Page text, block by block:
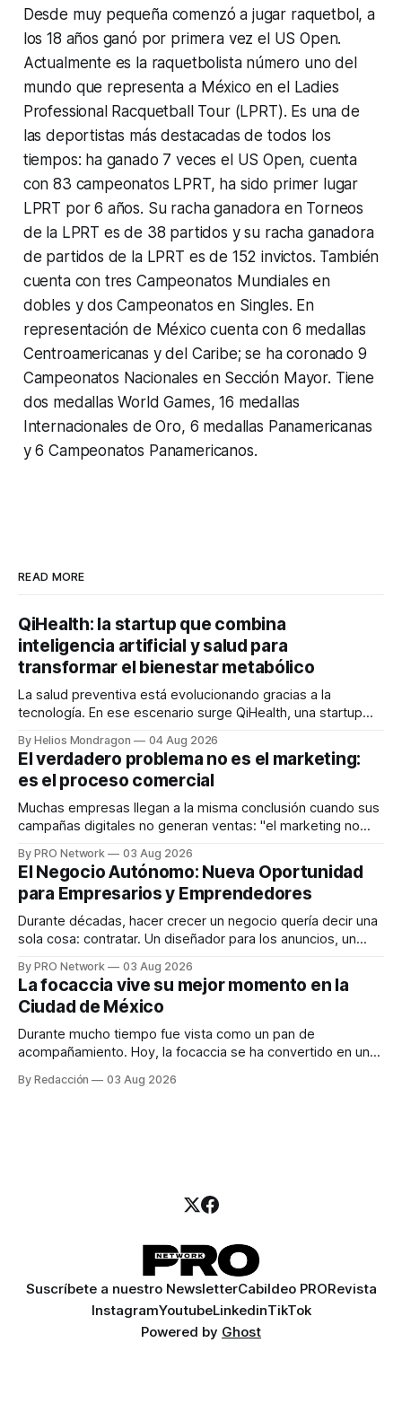
Desde muy pequeña comenzó a jugar raquetbol, a
los 18 años ganó por primera vez el US Open.
Actualmente es la raquetbolista número uno del
mundo que representa a México en el Ladies
Professional Racquetball Tour (LPRT). Es una de
las deportistas más destacadas de todos los
tiempos: ha ganado 7 veces el US Open, cuenta
con 83 campeonatos LPRT, ha sido primer lugar
LPRT por 6 años. Su racha ganadora en Torneos
de la LPRT es de 38 partidos y su racha ganadora
de partidos de la LPRT es de 152 invictos. También
cuenta con tres Campeonatos Mundiales en
dobles y dos Campeonatos en Singles. En
representación de México cuenta con 6 medallas
Centroamericanas y del Caribe; se ha coronado 9
Campeonatos Nacionales en Sección Mayor. Tiene
dos medallas World Games, 16 medallas
Internacionales de Oro, 6 medallas Panamericanas
y 6 Campeonatos Panamericanos.
READ MORE
QiHealth: la startup que combina
inteligencia artificial y salud para
transformar el bienestar metabólico
La salud preventiva está evolucionando gracias a la
tecnología. En ese escenario surge QiHealth, una startup
dispositivos inteligentes, inteligencia artificial y monitoreo
en tiempo real para ayudar a las personas a tomar mejores
decisiones sobre su salud metabólica. Su propuesta busca
responder
By Helios Mondragon 04 Aug 2026
El verdadero problema no es el marketing:
es el proceso comercial
Muchas empresas llegan a la misma conclusión cuando sus
campañas digitales no generan ventas: "el marketing no
INTERIUS, el problema suele estar en otro lugar. Durante
una entrevista para el podcast SER PRO, el especialista en
marketing digital explicó que
By PRO Network 03 Aug 2026
El Negocio Autónomo: Nueva Oportunidad
para Empresarios y Emprendedores
Durante décadas, hacer crecer un negocio quería decir una
sola cosa: contratar. Un diseñador para los anuncios, un
para los textos, alguien que supiera de publicidad digital
para encontrar prospectos, un vendedor para atender
llamadas y mensajes, y —con suerte— una persona
By PRO Network 03 Aug 2026
La focaccia vive su mejor momento en la
Ciudad de México
Durante mucho tiempo fue vista como un pan de
acompañamiento. Hoy, la focaccia se ha convertido en uno
artesanal, ingredientes de calidad y experiencias que
By Redacción 03 Aug 2026
Suscríbete a nuestro NewsletterCabildeo PRORevista
InstagramYoutubeLinkedinTikTok
Powered by Ghost